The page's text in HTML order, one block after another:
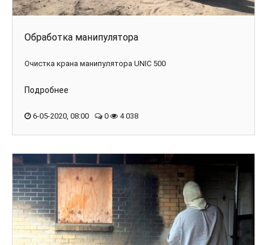
Обработка манипулятора
Очистка крана манипулятора UNIC 500
Подробнее
6-05-2020, 08:00 0 4 038